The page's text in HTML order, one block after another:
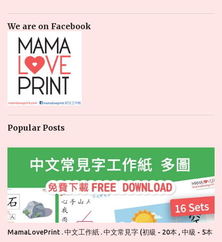
We are on Facebook
Popular Posts
MamaLovePrint . 中文工作紙 . 中文常見字 (初級 - 20本 , 中級 - 5本